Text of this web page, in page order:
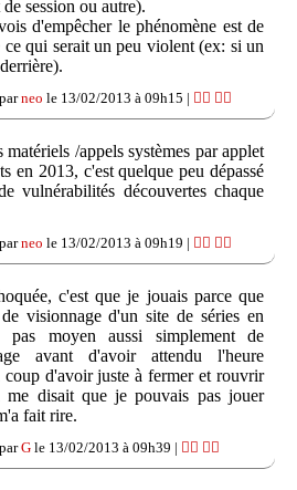
session ou autre).
d'empêcher le phénomène est de
qui serait un peu violent (ex: si un
neo le 13/02/2013 à 09h15 | 👍🏽 👎🏽
/appels systèmes par applet
en 2013, c'est quelque peu dépassé
vulnérabilités découvertes chaque
neo le 13/02/2013 à 09h19 | 👍🏽 👎🏽
c'est que je jouais parce que
visionnage d'un site de séries en
moyen aussi simplement de
avant d'avoir attendu l'heure
d'avoir juste à fermer et rouvrir
me disait que je pouvais pas jouer
fait rire.
G le 13/02/2013 à 09h39 | 👍🏽 👎🏽